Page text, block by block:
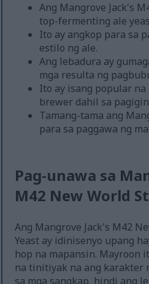
Ang Mangrove Jack's
top-fermenting ale
Ito ay angkop para sa
estilo ng ale.
Ang lebadura ay
mga resulta ng
Ito ay isang popular
brewer dahil sa
Tamang-tama ang
para sa paggawa ng
Pag-unawa sa
M42 New World
Ang Mangrove Jack's M42
Yeast ay idinisenyo upang
hop na mapansin. Mayroon
na tinitiyak na ang karakter
sa mga sangkap, hindi ang